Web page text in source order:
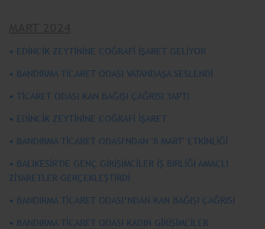
• EDİNCİK ZEYTİNİNE COĞRAFİ İŞARET GELİYOR
• BANDIRMA TİCARET ODASI VATANDAŞA SESLENDİ
• TİCARET ODASI KAN BAĞIŞI ÇAĞRISI YAPTI
• EDİNCİK ZEYTİNİNE COĞRAFİ İŞARET
• BANDIRMA TİCARET ODASI'NDAN '8 MART' ETKİNLİĞİ
• BALIKESİR'DE GENÇ GİRİŞİMCİLER İŞ BİRLİĞİ AMAÇLI
ZİYARETLER GERÇEKLEŞTİRDİ
• BANDIRMA TİCARET ODASI’NDAN KAN BAĞIŞI ÇAĞRISI
• BANDIRMA TİCARET ODASI KADIN GİRİŞİMCİLER